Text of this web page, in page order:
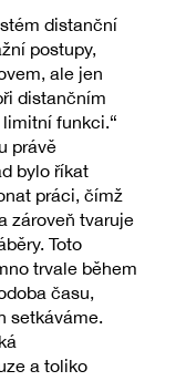
distanční
postupy,
ale jen
distančním
funkci.“
právě
bylo říkat
práci, čímž
zároveň tvaruje
Toto
trvale během
času,
setkáváme.
a toliko